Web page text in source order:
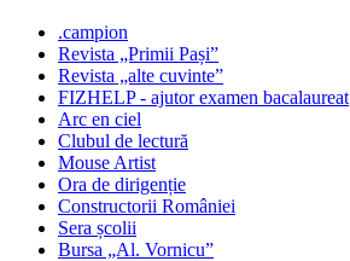
.campion
Revista „Primii Pași”
Revista „alte cuvinte”
FIZHELP - ajutor examen bacalaureat
Arc en ciel
Clubul de lectură
Mouse Artist
Ora de dirigenție
Constructorii României
Sera școlii
Bursa „Al. Vornicu”